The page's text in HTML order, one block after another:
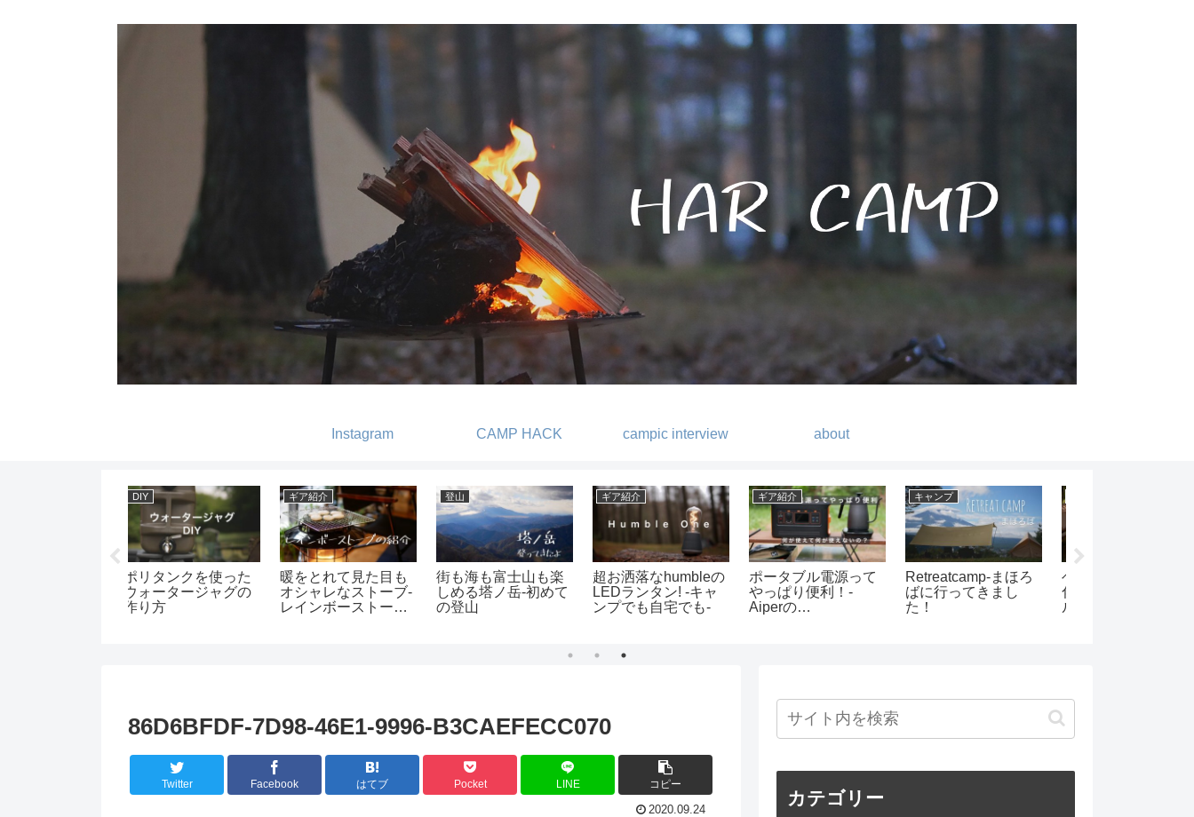
Instagram CAMP HACK campic interview about
ギア紹介
超お洒落なhumbleの
LEDランタン! -キャ
ンプでも自宅でも-
ギア紹介
ポータブル電源って
やっぱり便利！-
Aiperの
キャンプ
Retreatcamp-まほろ
ばに行ってきまし
た！
ギア紹介
ヘキサライトの二股
化-純正アジャスタブ
ルタープポールエク
キャンプ
絶景と温泉 ほった
らかしキャンプ場
キャンプ
0歳でキャンプデビュ
ー -赤ちゃんとキャン
プを楽しむ-
86D6BFDF-7D98-46E1-9996-B3CAEFECC070
Twitter Facebook はてブ Pocket LINE コピー
2020.09.24
カテゴリー